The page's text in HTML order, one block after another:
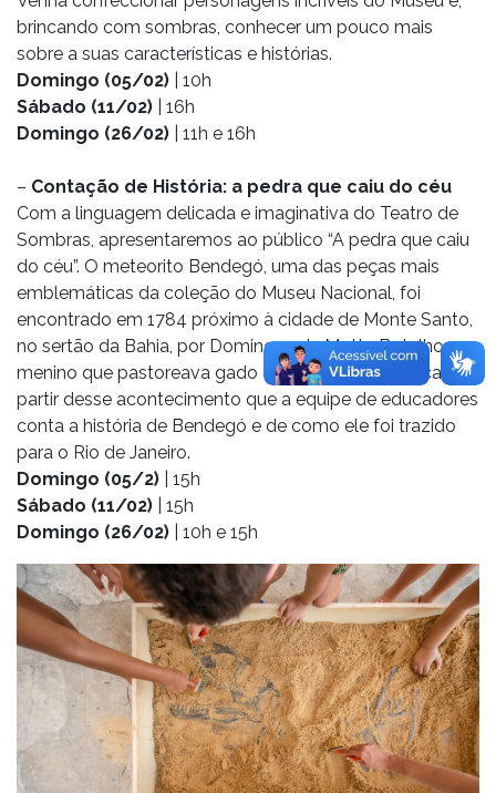
brincando com sombras, conhecer um pouco mais
sobre a suas características e histórias.
Domingo (05/02) | 10h
Sábado (11/02) | 16h
Domingo (26/02)
| 11h e 16h
– Contação de História: a pedra que caiu do céu
Com a linguagem delicada e imaginativa do Teatro de
Sombras, apresentaremos ao público “A pedra que caiu
do céu”. O meteorito Bendegó, uma das peças mais
emblemáticas da coleção do Museu Nacional, foi
encontrado em 1784 próximo à cidade de Monte Santo,
no sertão da Bahia, por Domingos da Motta Botelho, um
menino que pastoreava gado em uma fazenda local. É a
partir desse acontecimento que a equipe de educadores
conta a história de Bendegó e de como ele foi trazido
para o Rio de Janeiro.
Domingo (05/2)
| 15h
Sábado (11/02)
| 15h
Domingo (26/02) | 10h e 15h